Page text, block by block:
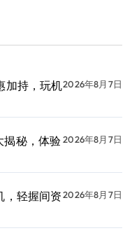
加持，玩机2026年8月7日
揭秘，体验2026年8月7日
，轻握间资2026年8月7日